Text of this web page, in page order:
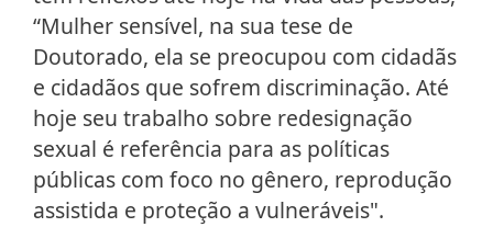
“Mulher sensível, na sua tese de
Doutorado, ela se preocupou com cidadãs
e cidadãos que sofrem discriminação. Até
hoje seu trabalho sobre redesignação
sexual é referência para as políticas
públicas com foco no gênero, reprodução
assistida e proteção a vulneráveis".